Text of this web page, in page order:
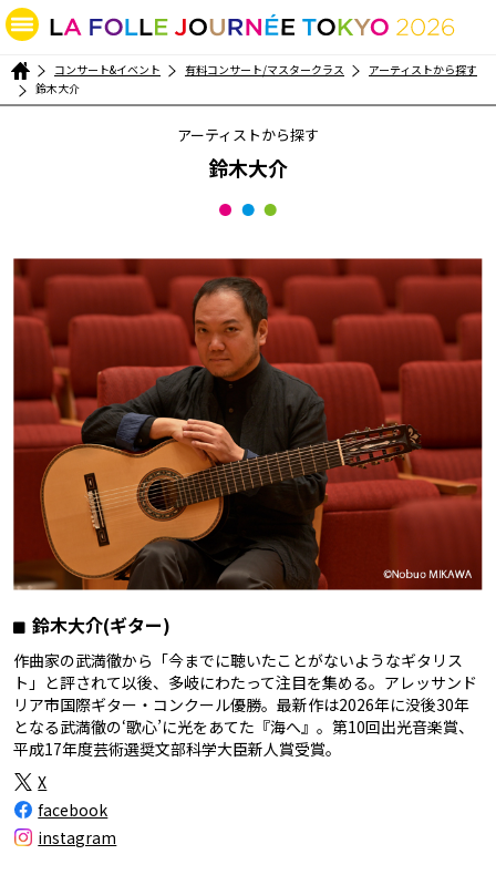
コンサート&イベント 有料コンサート/マスタークラス
アーティストから探す
鈴木大介
アーティストから探す
鈴木大介
鈴木大介(ギター)
作曲家の武満徹から「今までに聴いたことがないようなギタリス
ト」と評されて以後、多岐にわたって注目を集める。アレッサンド
リア市国際ギター・コンクール優勝。最新作は2026年に没後30年
となる武満徹の‘歌心’に光をあてた『海へ』。第10回出光音楽賞、
平成17年度芸術選奨文部科学大臣新人賞受賞。
X
facebook
instagram